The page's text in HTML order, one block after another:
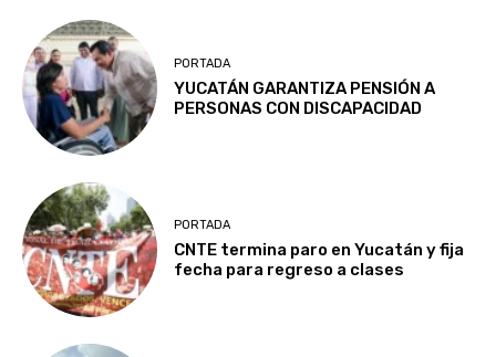
PORTADA
YUCATÁN GARANTIZA PENSIÓN A
PERSONAS CON DISCAPACIDAD
PORTADA
CNTE termina paro en Yucatán y fija
fecha para regreso a clases